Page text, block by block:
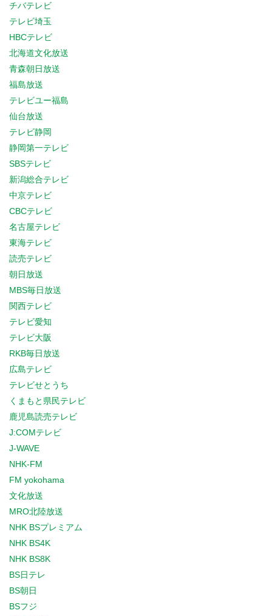
チバテレビ
テレビ埼玉
HBCテレビ
北海道文化放送
青森朝日放送
福島放送
テレビユー福島
仙台放送
テレビ静岡
静岡第一テレビ
SBSテレビ
新潟総合テレビ
中京テレビ
CBCテレビ
名古屋テレビ
東海テレビ
読売テレビ
朝日放送
MBS毎日放送
関西テレビ
テレビ愛知
テレビ大阪
RKB毎日放送
広島テレビ
テレビせとうち
くまもと県民テレビ
鹿児島読売テレビ
J:COMテレビ
J-WAVE
NHK-FM
FM yokohama
文化放送
MRO北陸放送
NHK BSプレミアム
NHK BS4K
NHK BS8K
BS日テレ
BS朝日
BSフジ